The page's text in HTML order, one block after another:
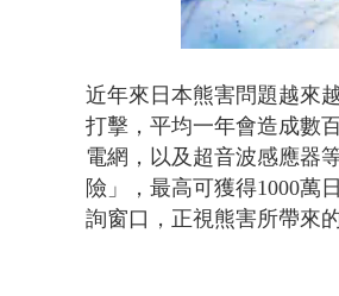
Unmute
近年來日本熊害問題越來
打擊，平均一年會造成數
電網，以及超音波感應器
險」，最高可獲得1000萬
詢窗口，正視熊害所帶來